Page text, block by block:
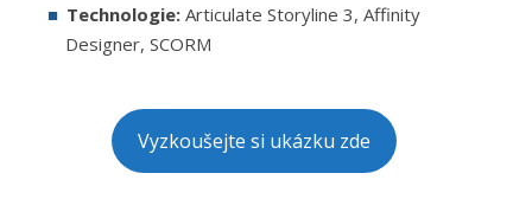
Technologie: Articulate Storyline 3, Affinity
Designer, SCORM
Vyzkoušejte si ukázku zde